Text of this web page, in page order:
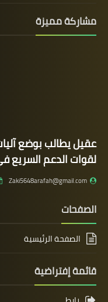
مشاركة مميزة
عقيل يطالب بوضع
لقوات الدعم السريع
Zaki5648arafah@gmail.com
الصفحات
الصفحة الرئيسية
قائمة إفتراضية